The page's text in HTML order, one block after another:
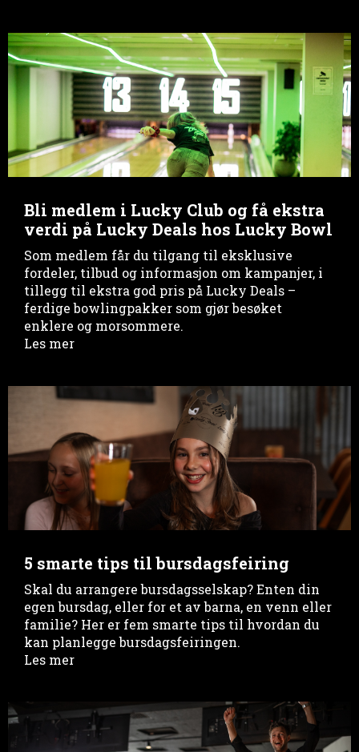
Bli medlem i Lucky Club og få ekstra
verdi på Lucky Deals hos Lucky Bowl
Som medlem får du tilgang til eksklusive
fordeler, tilbud og informasjon om kampanjer, i
tillegg til ekstra god pris på Lucky Deals –
ferdige bowlingpakker som gjør besøket
enklere og morsommere.
Les mer
5 smarte tips til bursdagsfeiring
Skal du arrangere bursdagsselskap? Enten din
egen bursdag, eller for et av barna, en venn eller
familie? Her er fem smarte tips til hvordan du
kan planlegge bursdagsfeiringen.
Les mer